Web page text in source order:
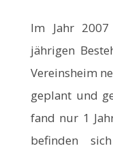
Im Jahr
jährigen
Vereinsheim
geplant und
fand nur 1
befinden